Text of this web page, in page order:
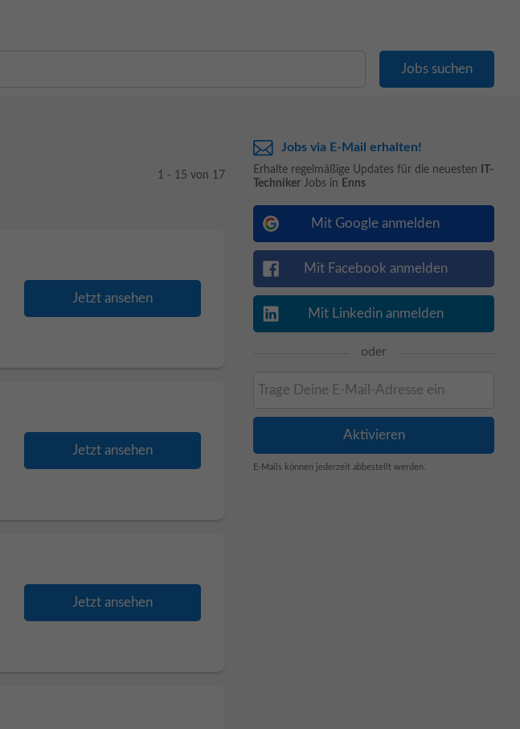
1 - 15 von 17
Jetzt ansehen
Jetzt ansehen
Jetzt ansehen
Jobs via E-Mail erhalten!
Erhalte regelmäßige Updates für die neuesten
IT-
Techniker Jobs in Enns
Mit Google anmelden
Mit Facebook anmelden
Mit Linkedin anmelden
oder
E-Mails können jederzeit abbestellt werden.